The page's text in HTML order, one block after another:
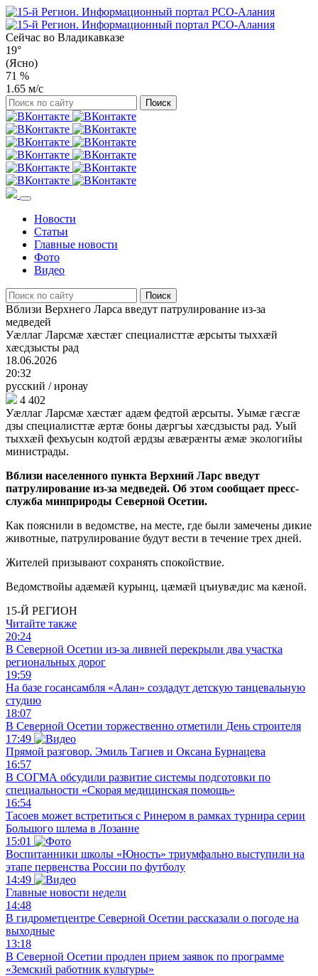
Сейчас во Владикавказе
19°
(Ясно)
71 %
1.65 м/с
Новости
Статьи
Главные новости
Фото
Видео
Вблизи Верхнего Ларса введут патрулирование из-за
медведей
Уæллаг Ларсмæ хæстæг специалисттæ æрсыты тыххæй
хæсдзысты рад
18.06.2026
20:32
русский /иронау
4 402
Уæллаг Ларсмæ хæстæг адæм федтой æрсыты. Уымæ гæсгæ
дзы специалисттæ æртæ боны дæргъы хæсдзысты рад. Уый
тыххæй фехъусын кодтой æрдзы æвæрæнты æмæ экологийы
министрады.
Вблизи населенного пункта Верхний Ларс введут
патрулирование из-за медведей. Об этом сообщает пресс-
служба минприроды Северной Осетии.
Как пояснили в ведомстве, на месте, где были замечены дикие
животные, патрулирование будут вести в течение трех дней.
Жителей призывают сохранять спокойствие.
Ведомствойы адæмæй курынц, цæмæй цъиувæдис ма кæной.
15-Й РЕГИОН
Читайте также
20:24
В Северной Осетии из-за ливней перекрыли два участка
региональных дорог
19:59
На базе госансамбля «Алан» создадут детскую танцевальную
студию
18:07
В Северной Осетии торжественно отметили День строителя
17:49
Прямой разговор. Эмиль Тагиев и Оксана Бурнацева
16:57
В СОГМА обсудили развитие системы подготовки по
специальности «Скорая медицинская помощь»
16:54
Тасоев может встретиться с Ринером в рамках турнира серии
Большого шлема в Лозанне
15:01
Воспитанники школы «Юность» триумфально выступили на
этапе первенства России по футболу
14:49
Главные новости недели
14:48
В гидрометцентре Северной Осетии рассказали о погоде на
выходные
13:18
В Северной Осетии продлен прием заявок по программе
«Земский работник культуры»